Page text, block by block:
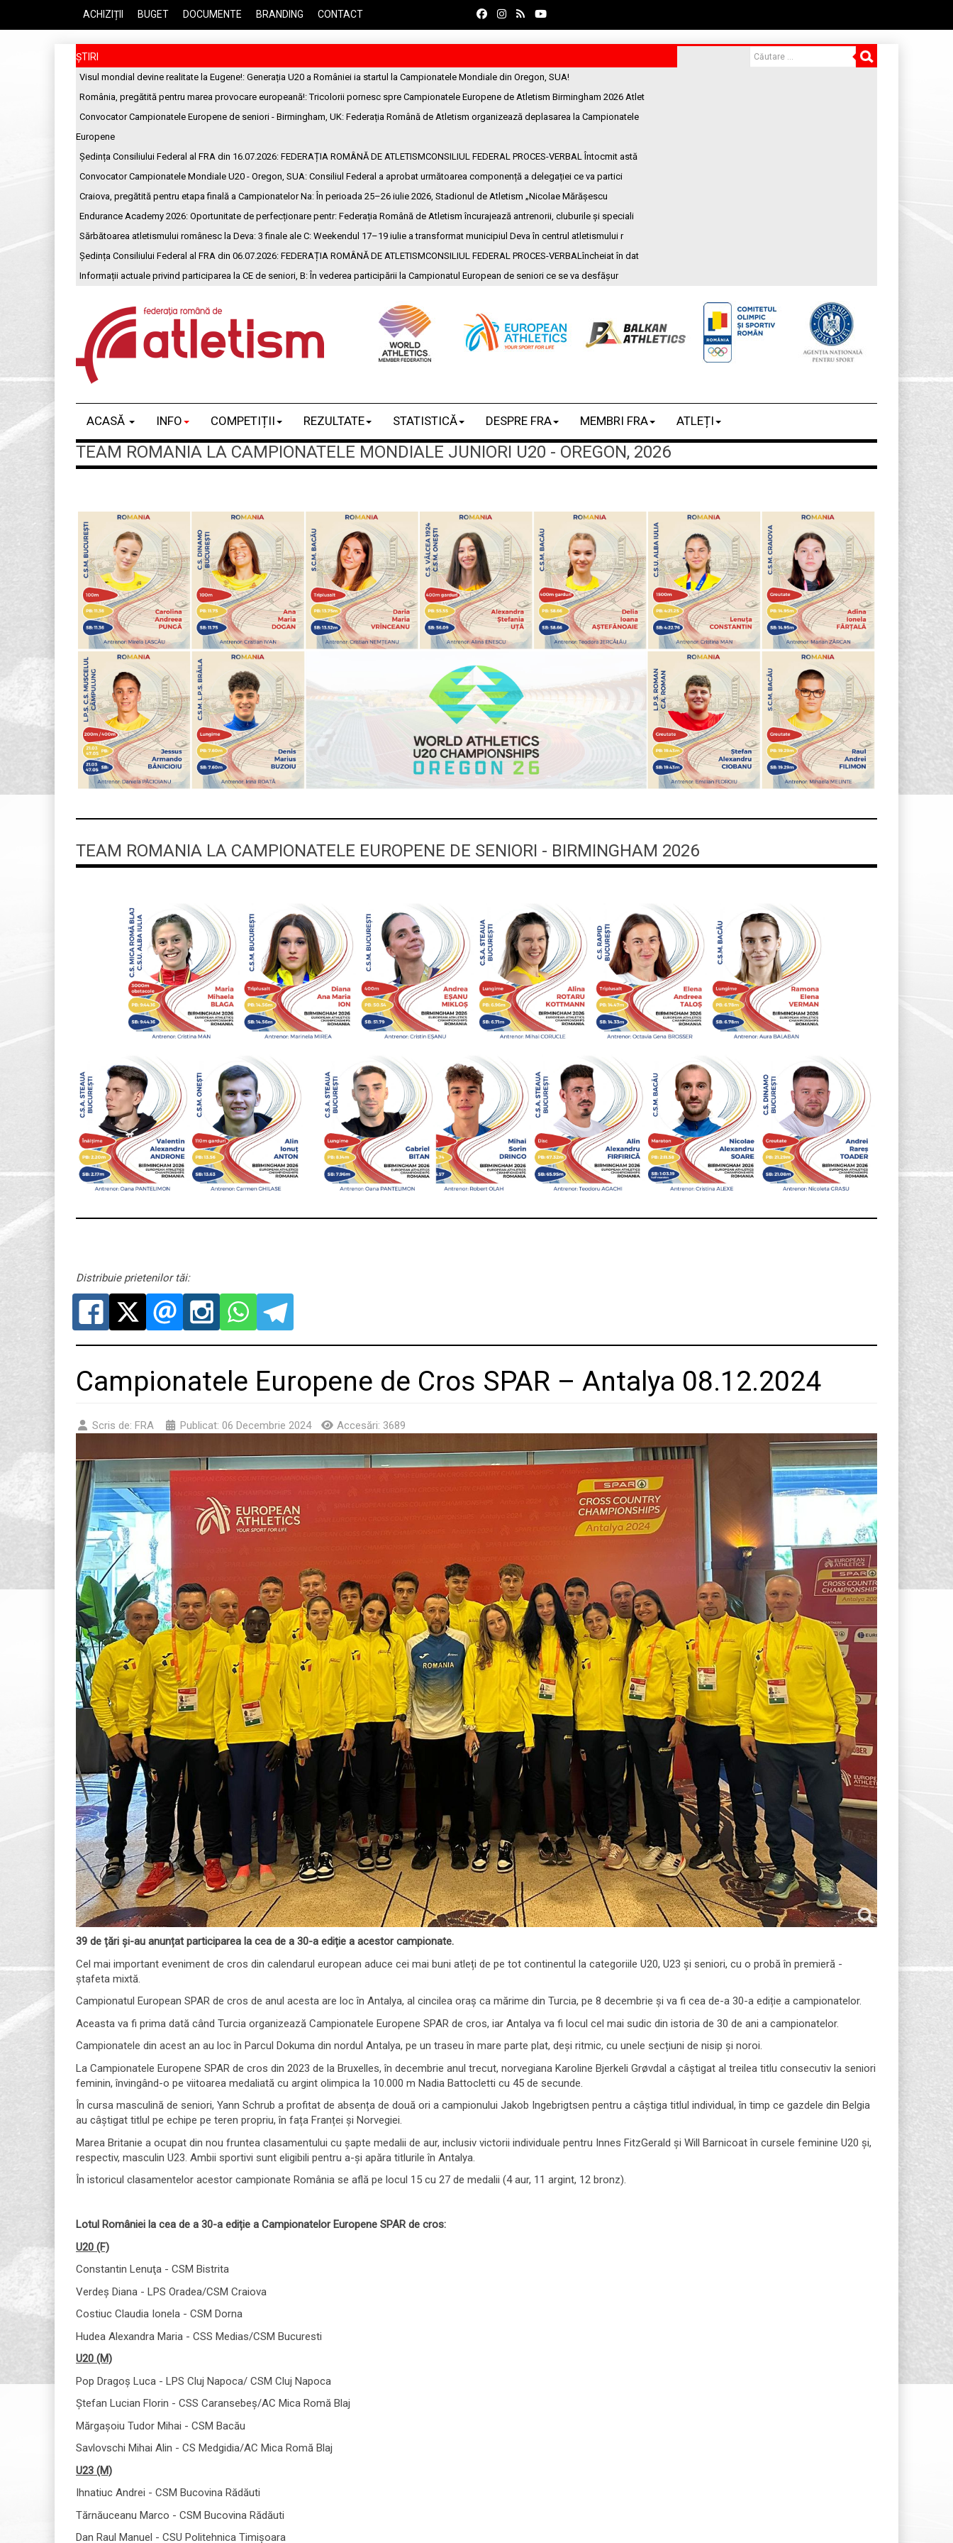
ACHIZIȚII BUGET DOCUMENTE BRANDING CONTACT
ȘTIRI
Visul mondial devine realitate la Eugene!: Generația U20 a României ia startul la Campionatele Mondiale din Oregon, SUA!
România, pregătită pentru marea provocare europeană!: Tricolorii pornesc spre Campionatele Europene de Atletism Birmingham 2026 Atlet
Convocator Campionatele Europene de seniori - Birmingham, UK: Federația Română de Atletism organizează deplasarea la Campionatele
Europene
Ședința Consiliului Federal al FRA din 16.07.2026: FEDERAȚIA ROMÂNĂ DE ATLETISMCONSILIUL FEDERAL PROCES-VERBAL Întocmit astă
Convocator Campionatele Mondiale U20 - Oregon, SUA: Consiliul Federal a aprobat următoarea componență a delegației ce va partici
Craiova, pregătită pentru etapa finală a Campionatelor Na: În perioada 25–26 iulie 2026, Stadionul de Atletism „Nicolae Mărășescu
Endurance Academy 2026: Oportunitate de perfecționare pentr: Federația Română de Atletism încurajează antrenorii, cluburile și speciali
Sărbătoarea atletismului românesc la Deva: 3 finale ale C: Weekendul 17–19 iulie a transformat municipiul Deva în centrul atletismului r
Ședința Consiliului Federal al FRA din 06.07.2026: FEDERAȚIA ROMÂNĂ DE ATLETISMCONSILIUL FEDERAL PROCES-VERBALîncheiat în dat
Informații actuale privind participarea la CE de seniori, B: În vederea participării la Campionatul European de seniori ce se va desfășur
ACASĂ INFO COMPETIȚII REZULTATE STATISTICĂ DESPRE FRA MEMBRI FRA ATLEȚI
TEAM ROMANIA LA CAMPIONATELE MONDIALE JUNIORI U20 - OREGON, 2026
TEAM ROMANIA LA CAMPIONATELE EUROPENE DE SENIORI - BIRMINGHAM 2026
Distribuie prietenilor tăi:
Campionatele Europene de Cros SPAR – Antalya 08.12.2024
Scris de: FRA Publicat: 06 Decembrie 2024 Accesări: 3689
39 de țări și-au anunțat participarea la cea de a 30-a ediție a acestor campionate.
Cel mai important eveniment de cros din calendarul european aduce cei mai buni atleți de pe tot continentul la categoriile U20, U23 și seniori, cu o probă în premieră -
ștafeta mixtă.
Campionatul European SPAR de cros de anul acesta are loc în Antalya, al cincilea oraș ca mărime din Turcia, pe 8 decembrie și va fi cea de-a 30-a ediție a campionatelor.
Aceasta va fi prima dată când Turcia organizează Campionatele Europene SPAR de cros, iar Antalya va fi locul cel mai sudic din istoria de 30 de ani a campionatelor.
Campionatele din acest an au loc în Parcul Dokuma din nordul Antalya, pe un traseu în mare parte plat, deși ritmic, cu unele secțiuni de nisip și noroi.
La Campionatele Europene SPAR de cros din 2023 de la Bruxelles, în decembrie anul trecut, norvegiana Karoline Bjerkeli Grøvdal a câștigat al treilea titlu consecutiv la seniori
feminin, învingând-o pe viitoarea medaliată cu argint olimpica la 10.000 m Nadia Battocletti cu 45 de secunde.
În cursa masculină de seniori, Yann Schrub a profitat de absența de două ori a campionului Jakob Ingebrigtsen pentru a câștiga titlul individual, în timp ce gazdele din Belgia
au câștigat titlul pe echipe pe teren propriu, în fața Franței și Norvegiei.
Marea Britanie a ocupat din nou fruntea clasamentului cu șapte medalii de aur, inclusiv victorii individuale pentru Innes FitzGerald și Will Barnicoat în cursele feminine U20 și,
respectiv, masculin U23. Ambii sportivi sunt eligibili pentru a-și apăra titlurile în Antalya.
În istoricul clasamentelor acestor campionate România se află pe locul 15 cu 27 de medalii (4 aur, 11 argint, 12 bronz).
Lotul României la cea de a 30-a ediție a Campionatelor Europene SPAR de cros:
U20 (F)
Constantin Lenuţa - CSM Bistrita
Verdeș Diana - LPS Oradea/CSM Craiova
Costiuc Claudia Ionela - CSM Dorna
Hudea Alexandra Maria - CSS Medias/CSM Bucuresti
U20 (M)
Pop Dragoș Luca - LPS Cluj Napoca/ CSM Cluj Napoca
Ștefan Lucian Florin - CSS Caransebeș/AC Mica Romă Blaj
Mărgașoiu Tudor Mihai - CSM Bacău
Savlovschi Mihai Alin - CS Medgidia/AC Mica Romă Blaj
U23 (M)
Ihnatiuc Andrei - CSM Bucovina Rădăuti
Tărnăuceanu Marco - CSM Bucovina Rădăuti
Dan Raul Manuel - CSU Politehnica Timișoara